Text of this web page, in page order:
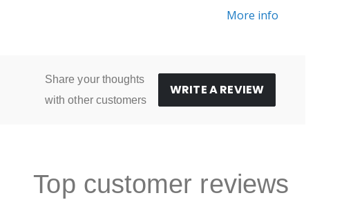
More info
WRITE A REVIEW
Share your thoughts
with other customers
Top customer reviews